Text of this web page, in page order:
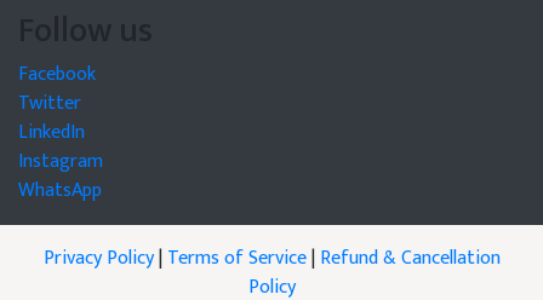
Follow us
Facebook
Twitter
LinkedIn
Instagram
WhatsApp
Privacy Policy|Terms of Service|Refund & Cancellation
Policy